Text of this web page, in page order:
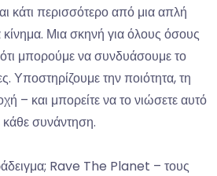
κάτι περισσότερο από μια απλή
Μια σκηνή για όλους όσους
μπορούμε να συνδυάσουμε το
Υποστηρίζουμε την ποιότητα, τη
– και μπορείτε να το νιώσετε αυτό
συνάντηση.
Rave The Planet – τους